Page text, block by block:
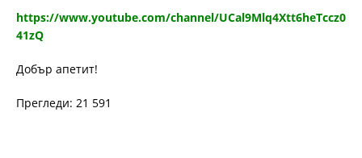
https://www.youtube.com/channel/UCal9Mlq4Xtt6heTccz0
41zQ
Добър апетит!
Прегледи: 21 591